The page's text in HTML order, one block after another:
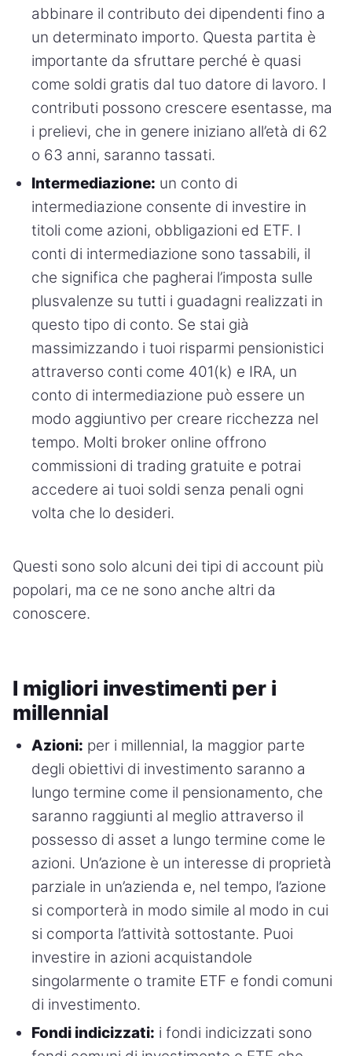
abbinare il contributo dei dipendenti fino a
un determinato importo. Questa partita è
importante da sfruttare perché è quasi
come soldi gratis dal tuo datore di lavoro. I
contributi possono crescere esentasse, ma
i prelievi, che in genere iniziano all’età di 62
o 63 anni, saranno tassati.
Intermediazione: un conto di
intermediazione consente di investire in
titoli come azioni, obbligazioni ed ETF. I
conti di intermediazione sono tassabili, il
che significa che pagherai l’imposta sulle
plusvalenze su tutti i guadagni realizzati in
questo tipo di conto. Se stai già
massimizzando i tuoi risparmi pensionistici
attraverso conti come 401(k) e IRA, un
conto di intermediazione può essere un
modo aggiuntivo per creare ricchezza nel
tempo. Molti broker online offrono
commissioni di trading gratuite e potrai
accedere ai tuoi soldi senza penali ogni
volta che lo desideri.
Questi sono solo alcuni dei tipi di account più
popolari, ma ce ne sono anche altri da
conoscere.
I migliori investimenti per i
millennial
Azioni: per i millennial, la maggior parte
degli obiettivi di investimento saranno a
lungo termine come il pensionamento, che
saranno raggiunti al meglio attraverso il
possesso di asset a lungo termine come le
azioni. Un’azione è un interesse di proprietà
parziale in un’azienda e, nel tempo, l’azione
si comporterà in modo simile al modo in cui
si comporta l’attività sottostante. Puoi
investire in azioni acquistandole
singolarmente o tramite ETF e fondi comuni
di investimento.
Fondi indicizzati: i fondi indicizzati sono